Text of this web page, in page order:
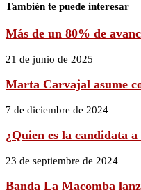
También te puede interesar
Más de un 80% de
21 de junio de 2025
Marta Carvajal asume
7 de diciembre de 2024
¿Quien es la candidata
23 de septiembre de 2024
Banda La Macomba